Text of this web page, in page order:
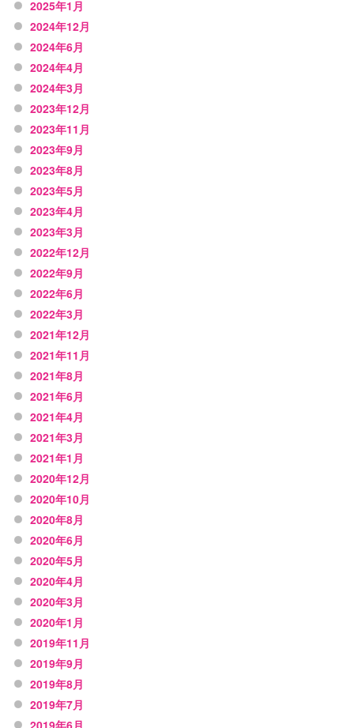
2025年1月
2024年12月
2024年6月
2024年4月
2024年3月
2023年12月
2023年11月
2023年9月
2023年8月
2023年5月
2023年4月
2023年3月
2022年12月
2022年9月
2022年6月
2022年3月
2021年12月
2021年11月
2021年8月
2021年6月
2021年4月
2021年3月
2021年1月
2020年12月
2020年10月
2020年8月
2020年6月
2020年5月
2020年4月
2020年3月
2020年1月
2019年11月
2019年9月
2019年8月
2019年7月
2019年6月